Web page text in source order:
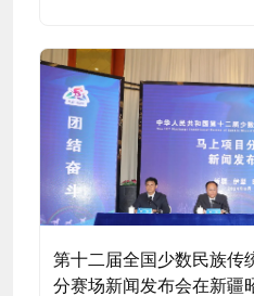
第十二届全国少数民族传
分赛场新闻发布会在新疆